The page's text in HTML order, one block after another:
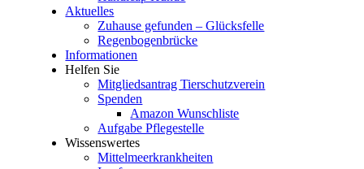
Aktuelles
Zuhause gefunden – Glücksfelle
Regenbogenbrücke
Informationen
Helfen Sie
Mitgliedsantrag Tierschutzverein
Spenden
Amazon Wunschliste
Aufgabe Pflegestelle
Wissenswertes
Mittelmeerkrankheiten